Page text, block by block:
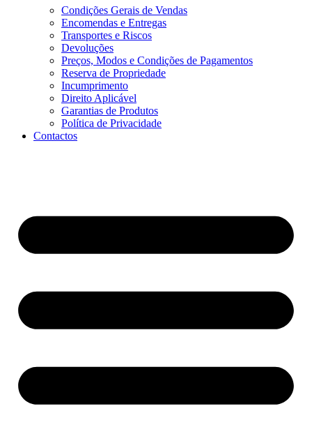
Condições Gerais de Vendas
Encomendas e Entregas
Transportes e Riscos
Devoluções
Preços, Modos e Condições de Pagamentos
Reserva de Propriedade
Incumprimento
Direito Aplicável
Garantias de Produtos
Política de Privacidade
Contactos